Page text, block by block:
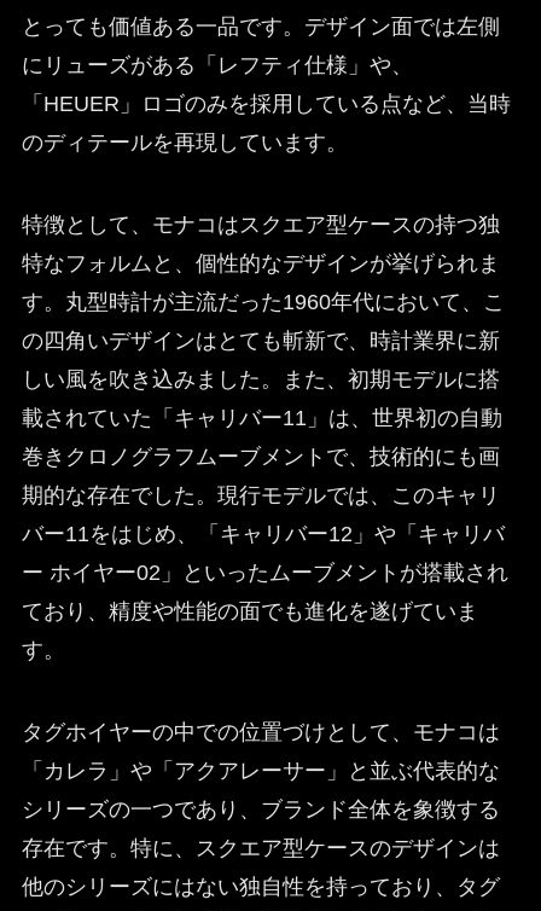
とっても価値ある一品です。デザイン面では左側
にリューズがある「レフティ仕様」や、
「HEUER」ロゴのみを採用している点など、当時
のディテールを再現しています。
特徴として、モナコはスクエア型ケースの持つ独
特なフォルムと、個性的なデザインが挙げられま
す。丸型時計が主流だった1960年代において、こ
の四角いデザインはとても斬新で、時計業界に新
しい風を吹き込みました。また、初期モデルに搭
載されていた「キャリバー11」は、世界初の自動
巻きクロノグラフムーブメントで、技術的にも画
期的な存在でした。現行モデルでは、このキャリ
バー11をはじめ、「キャリバー12」や「キャリバ
ー ホイヤー02」といったムーブメントが搭載され
ており、精度や性能の面でも進化を遂げていま
す。
タグホイヤーの中での位置づけとして、モナコは
「カレラ」や「アクアレーサー」と並ぶ代表的な
シリーズの一つであり、ブランド全体を象徴する
存在です。特に、スクエア型ケースのデザインは
他のシリーズにはない独自性を持っており、タグ